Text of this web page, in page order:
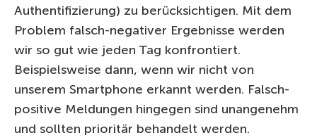
Authentifizierung) zu berücksichtigen. Mit dem
Problem falsch-negativer Ergebnisse werden
wir so gut wie jeden Tag konfrontiert.
Beispielsweise dann, wenn wir nicht von
unserem Smartphone erkannt werden. Falsch-
positive Meldungen hingegen sind unangenehm
und sollten prioritär behandelt werden.